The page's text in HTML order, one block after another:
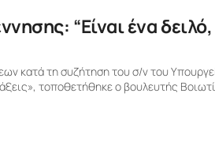
“Είναι ένα
κατά τη συζήτηση του σ/ν του
τοποθετήθηκε ο βουλευτής